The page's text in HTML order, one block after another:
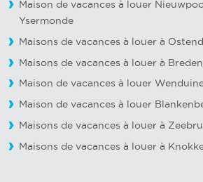
Maison de vacances à louer
Ysermonde
Maisons de vacances à louer à
Maisons de vacances à louer à
Maison de vacances à louer
Maison de vacances à louer
Maisons de vacances à louer à
Maisons de vacances à louer à